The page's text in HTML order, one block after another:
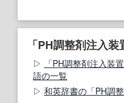
「PH調整剤注入
「PH調整剤注入装
語の一覧
和英辞書の「PH調